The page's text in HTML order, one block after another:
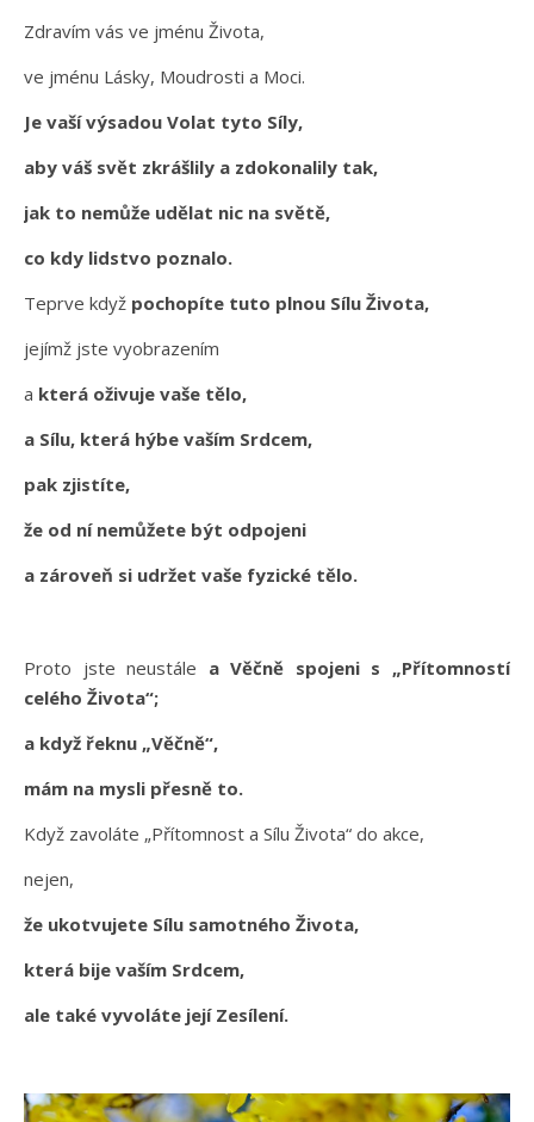
Zdravím vás ve jménu Života,
ve jménu Lásky, Moudrosti a Moci.
Je vaší výsadou Volat tyto Síly,
aby váš svět zkrášlily a zdokonalily tak,
jak to nemůže udělat nic na světě,
co kdy lidstvo poznalo.
Teprve když pochopíte tuto plnou Sílu Života,
jejímž jste vyobrazením
a která oživuje vaše tělo,
a Sílu, která hýbe vaším Srdcem,
pak zjistíte,
že od ní nemůžete být odpojeni
a zároveň si udržet vaše fyzické tělo.
Proto jste neustále a Věčně spojeni s „Přítomností
celého Života“;
a když řeknu „Věčně“,
mám na mysli přesně to.
Když zavoláte „Přítomnost a Sílu Života“ do akce,
nejen,
že ukotvujete Sílu samotného Života,
která bije vaším Srdcem,
ale také vyvoláte její Zesílení.